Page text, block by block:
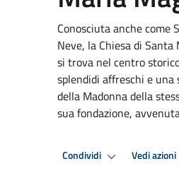
Conosciuta anche come
Neve, la Chiesa di
si trova nel centro
splendidi affreschi e
della Madonna della
sua fondazione,
Condividi Vedi azioni